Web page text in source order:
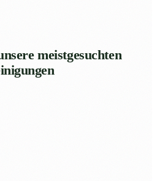
meistgesuchten